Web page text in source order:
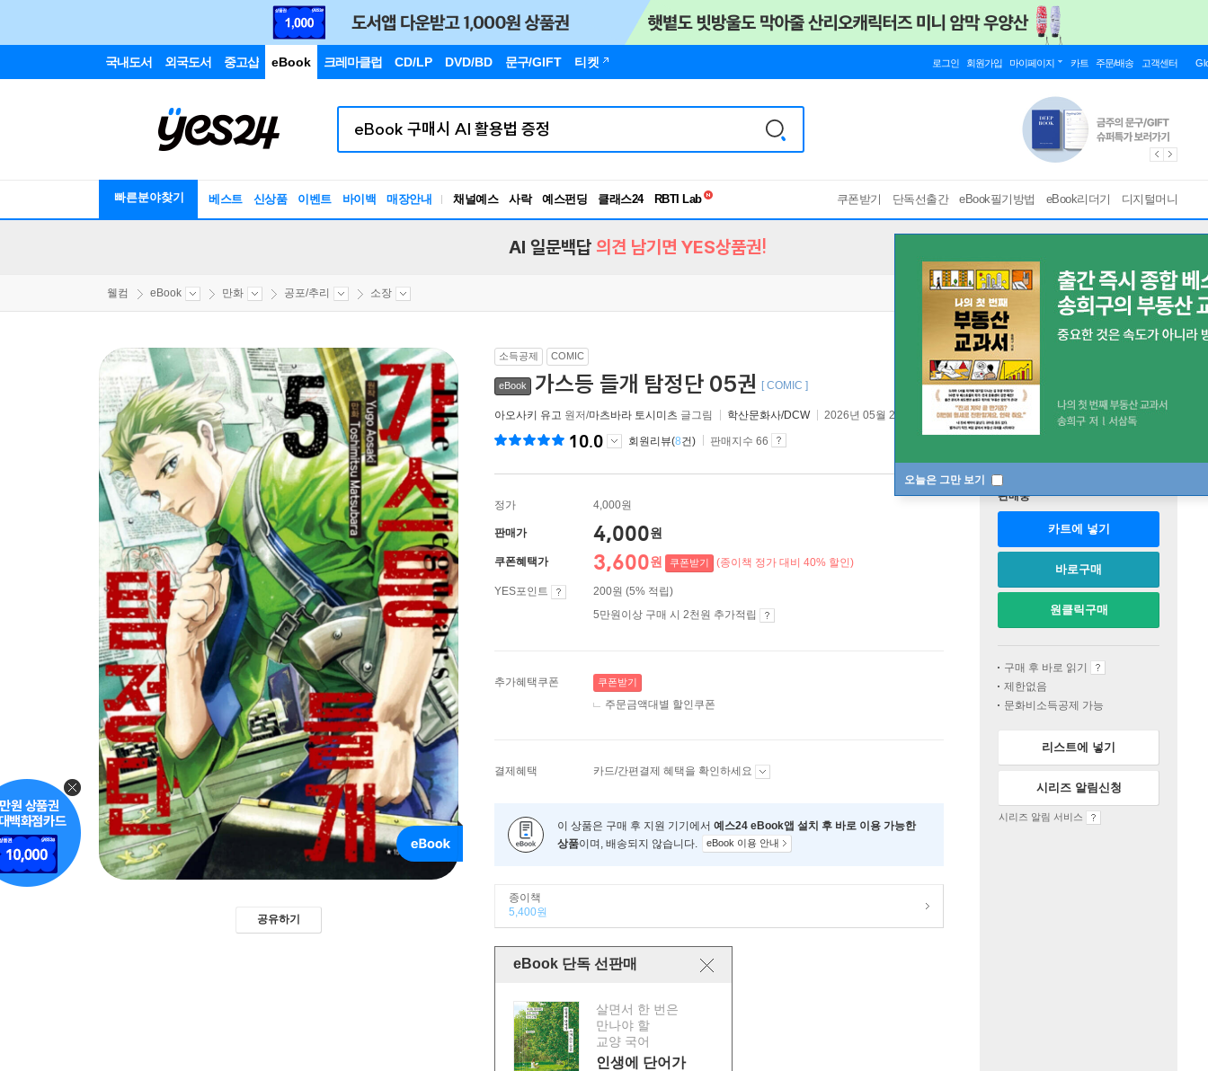
국내도서 외국도서 중고샵 eBook 크레마클럽 CD/LP DVD/BD 문구/GIFT 티켓 로그인 회원가입 마이페이지 카트 주문/배송 고객센터
빠른분야찾기 베스트 신상품 이벤트 바이백 매장안내 채널예스 사락 예스펀딩 클래스24
독서유형검사
쿠폰받기 단독선출간 eBook필기방법 eBook리더기 디지털머니
오늘은 그만 보기
AI 일문백답 의견 남기면 YES상품권!
웰컴 eBook 만화 공포/추리 소장
공유하기
소득공제 COMIC
eBook 가스등 들개 탐정단 05권 [ COMIC ]
아오사키 유고 원저/마츠바라 토시미츠 글그림 학산문화사/DCW 2026년 05월 28일
10.0 회원리뷰(8건) 판매지수 66
정가 4,000원
판매가 4,000원
쿠폰혜택가 3,600원 쿠폰받기 (종이책 정가 대비 40% 할인)
YES포인트
200원 (5% 적립)
5만원이상 구매 시 2천원 추가적립
추가혜택쿠폰 쿠폰받기
주문금액대별 할인쿠폰
결제혜택 카드/간편결제 혜택을 확인하세요
이 상품은 구매 후 지원 기기에서 예스24 eBook앱 설치 후 바로 이용 가능한
상품이며, 배송되지 않습니다. eBook 이용 안내
종이책
5,400원
eBook 단독 선판매
살면서 한 번은
만나야 할
교양 국어
인생에 단어가
판매중
카트에 넣기
바로구매
원클릭구매
구매 후 바로 읽기
제한없음
문화비소득공제 가능
리스트에 넣기
시리즈 알림신청
시리즈 알림 서비스